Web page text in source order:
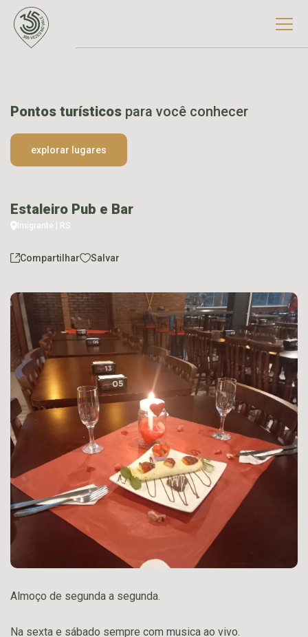
Pontos turísticos para você conhecer
explorar lugares
Estaleiro Pub e Bar
Imigrante | RS
Compartilhar Salvar
Almoço de segunda a segunda.
Na sexta e sábado sempre com musica ao vivo.